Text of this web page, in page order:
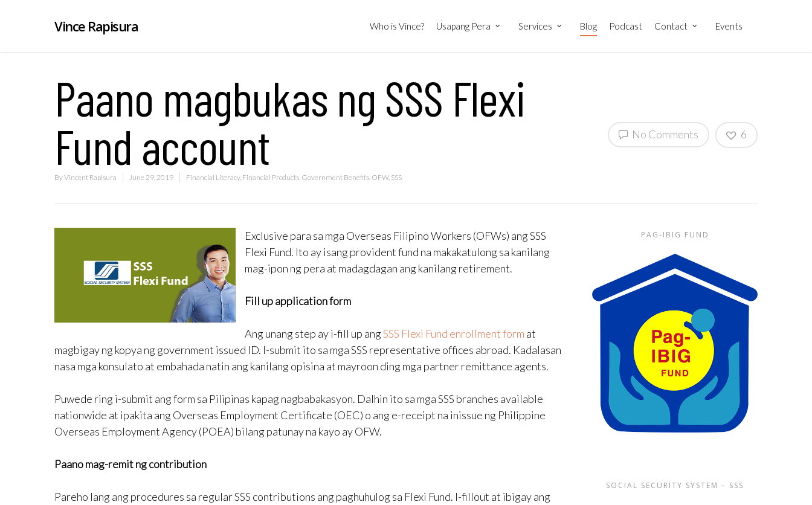
Vince Rapisura Who is Vince? Usapang Pera Services Blog Podcast Contact Events
Paano magbukas ng SSS Flexi
Fund account
ByVincent Rapisura June 29, 2019 Financial Literacy, Financial Products Government Benefits OFW, SSS
No Comments 6
Exclusive para sa mga Overseas Filipino Workers (OFWs) ang SSS
Flexi Fund. Ito ay isang provident fund na makakatulong sa kanilang
mag-ipon ng pera at madagdagan ang kanilang retirement.
Fill up application form
Ang unang step ay i-fill up angSSS Flexi Fund enrollment form at
magbigay ng kopya ng government issued ID. I-submit ito sa mga SSS representative offices abroad. Kadalasan
nasa mga konsulato at embahada natin ang kanilang opisina at mayroon ding mga partner remittance agents.
Puwede ring i-submit ang form sa Pilipinas kapag nagbabakasyon. Dalhin ito sa mga SSS branches available
nationwide at ipakita ang Overseas Employment Certificate (OEC) o ang e-receipt na inissue ng Philippine
Overseas Employment Agency (POEA) bilang patunay na kayo ay OFW.
Paano mag-remit ng contribution
Pareho lang ang procedures sa regular SSS contributions ang paghuhulog sa Flexi Fund. I-fillout at ibigay ang
PAG-IBIG FUND
SOCIAL SECURITY SYSTEM – SSS